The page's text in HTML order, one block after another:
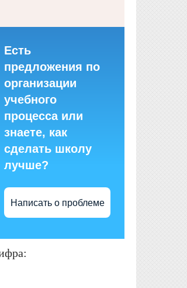
Есть
предложения по
организации
учебного
процесса или
знаете, как
сделать школу
лучше?
Написать о проблеме